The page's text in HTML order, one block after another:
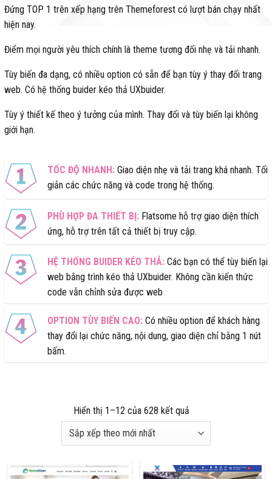
Đứng TOP 1 trên xếp hạng trên Themeforest có lượt bán chạy nhất
hiện nay.
Điểm mọi người yêu thích chính là theme tương đối nhẹ và tải nhanh.
Tùy biến đa dạng, có nhiều option có sẵn để bạn tùy ý thay đổi trang
web. Có hệ thống buider kéo thả UXbuider.
Tùy ý thiết kế theo ý tưởng của mình. Thay đổi và tùy biến lại không
giới hạn.
TỐC ĐỘ NHANH: Giao diện nhẹ và tải trang khá nhanh. Tối
giản các chức năng và code trong hệ thống.
PHÙ HỢP ĐA THIẾT BỊ: Flatsome hỗ trợ giao diện thích
ứng, hỗ trợ trên tất cả thiết bị truy cập.
HỆ THỐNG BUIDER KÉO THẢ: Các bạn có thể tùy biến lại
web bằng trình kéo thả UXbuider. Không cần kiến thức
code vẫn chỉnh sửa được web
OPTION TÙY BIẾN CAO: Có nhiều option để khách hàng
thay đổi lại chức năng, nội dung, giao diện chỉ bằng 1 nút
bấm.
Hiển thị 1–12 của 628 kết quảĐã
sắp
mới